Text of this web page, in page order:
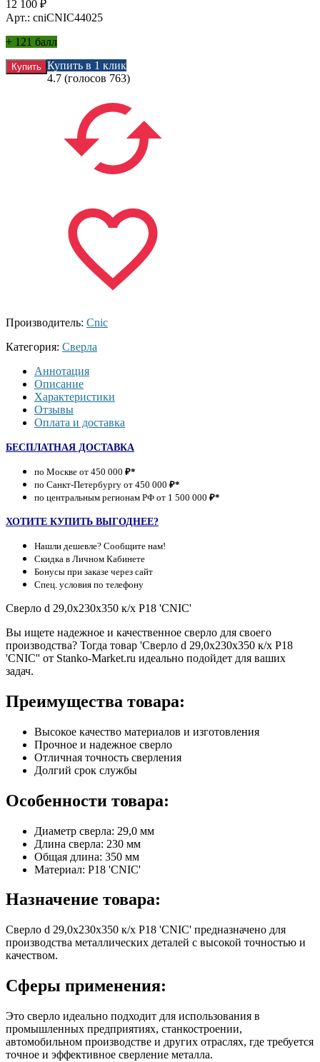
12 100 ₽
Арт.: cniCNIC44025
+ 121 балл
Купить в 1 клик
4.7 (голосов 763)
Производитель: Cnic
Категория: Сверла
Аннотация
Описание
Характеристики
Отзывы
Оплата и доставка
БЕСПЛАТНАЯ ДОСТАВКА
по Москве от 450 000 ₽*
по Санкт-Петербургу от 450 000 ₽*
по центральным регионам РФ от 1 500 000 ₽*
ХОТИТЕ КУПИТЬ ВЫГОДНЕЕ?
Нашли дешевле? Сообщите нам!
Скидка в Личном Кабинете
Бонусы при заказе через сайт
Спец. условия по телефону
Сверло d 29,0х230х350 к/х Р18 'CNIC'
Вы ищете надежное и качественное сверло для своего
производства? Тогда товар 'Сверло d 29,0х230х350 к/х Р18
'CNIC'' от Stanko-Market.ru идеально подойдет для ваших
задач.
Преимущества товара:
Высокое качество материалов и изготовления
Прочное и надежное сверло
Отличная точность сверления
Долгий срок службы
Особенности товара:
Диаметр сверла: 29,0 мм
Длина сверла: 230 мм
Общая длина: 350 мм
Материал: Р18 'CNIC'
Назначение товара:
Сверло d 29,0х230х350 к/х Р18 'CNIC' предназначено для
производства металлических деталей с высокой точностью и
качеством.
Сферы применения:
Это сверло идеально подходит для использования в
промышленных предприятиях, станкостроении,
автомобильном производстве и других отраслях, где требуется
точное и эффективное сверление металла.